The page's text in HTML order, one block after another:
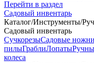
Перейти в раздел
Садовый инвентарь
Каталог/Инструменты/
Садовый инвентарь
СучкорезыСадовые
пилыГраблиЛопаты
колеса